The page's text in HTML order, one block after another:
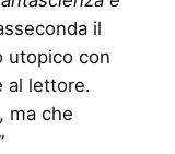
il
utopico con
al lettore.
ma che